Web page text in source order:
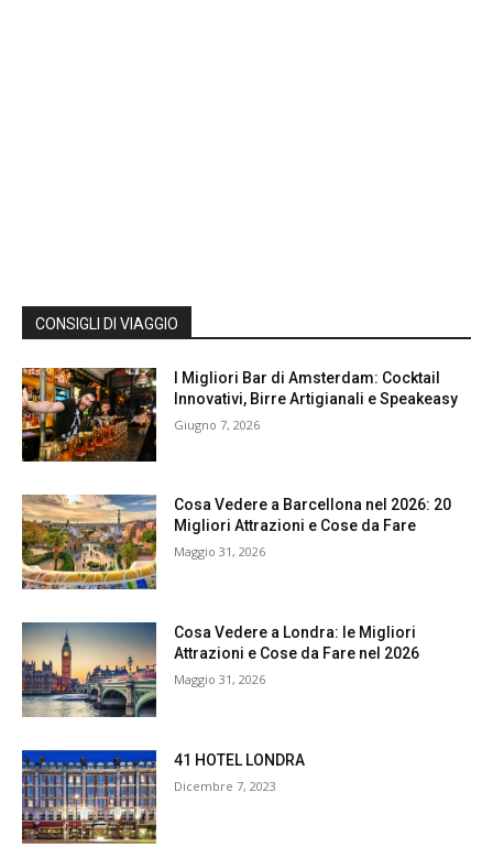
CONSIGLI DI VIAGGIO
I Migliori Bar di Amsterdam: Cocktail
Innovativi, Birre Artigianali e Speakeasy
Giugno 7, 2026
Cosa Vedere a Barcellona nel 2026: 20
Migliori Attrazioni e Cose da Fare
Maggio 31, 2026
Cosa Vedere a Londra: le Migliori
Attrazioni e Cose da Fare nel 2026
Maggio 31, 2026
41 HOTEL LONDRA
Dicembre 7, 2023